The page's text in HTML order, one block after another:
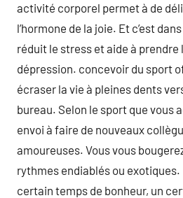
activité corporel permet à de
l’hormone de la joie. Et c’est
réduit le stress et aide à prendre
dépression. concevoir du sport
écraser la vie à pleines dents
bureau. Selon le sport que vous
envoi à faire de nouveaux
amoureuses. Vous vous
rythmes endiablés ou exotiques.
certain temps de bonheur, un